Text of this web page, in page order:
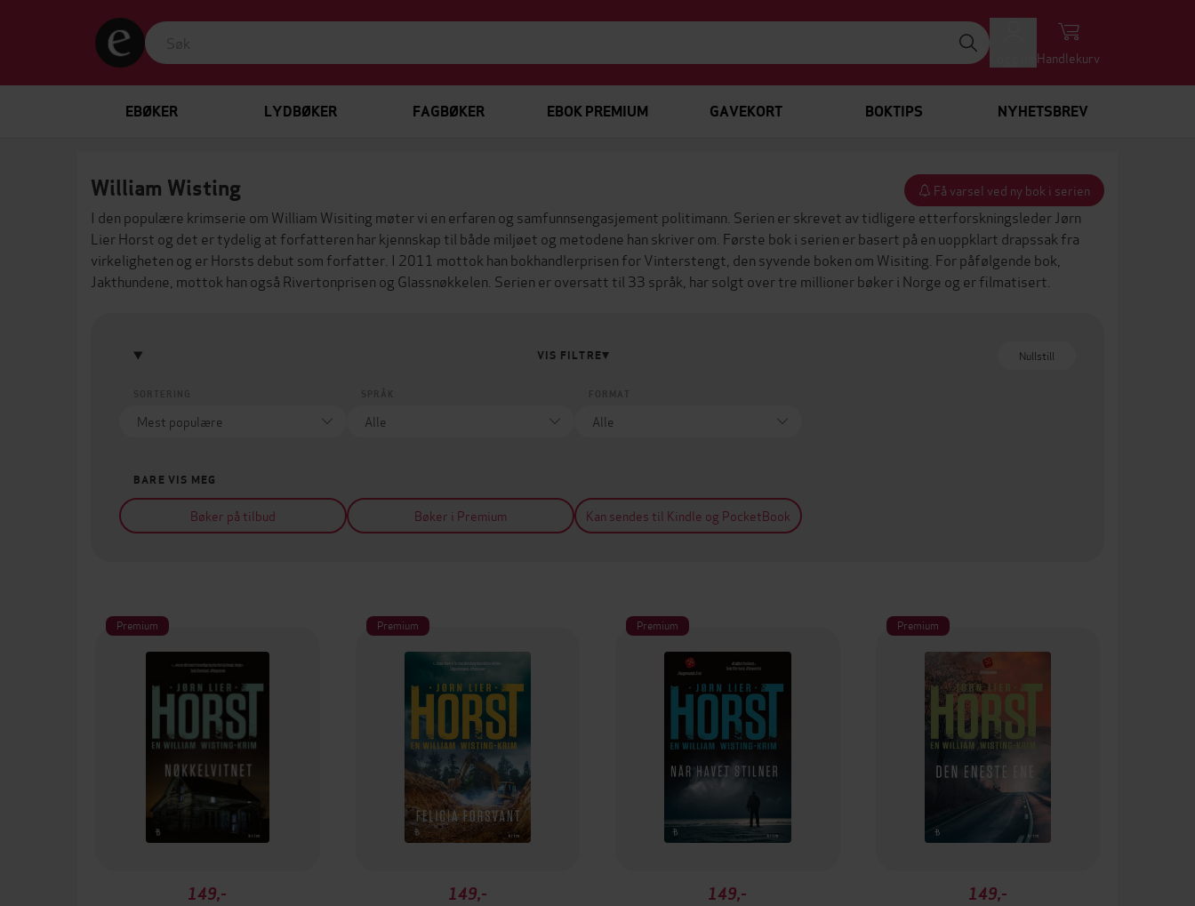
Handlekurv
EBØKER LYDBØKER FAGBØKER EBOK PREMIUM GAVEKORT BOKTIPS NYHETSBREV
William Wisting Få varsel ved ny bok i serien
I den populære krimserie om William Wisiting møter vi en erfaren og samfunnsengasjement politimann. Serien er skrevet av tidligere etterforskningsleder Jørn
Lier Horst og det er tydelig at forfatteren har kjennskap til både miljøet og metodene han skriver om. Første bok i serien er basert på en uoppklart drapssak fra
virkeligheten og er Horsts debut som forfatter. I 2011 mottok han bokhandlerprisen forVinterstengt , den syvende boken om Wisiting. For påfølgende bok,
Jakthundene , mottok han også Rivertonprisen og Glassnøkkelen. Serien er oversatt til 33 språk, har solgt over tre millioner bøker i Norge og er filmatisert.
VIS FILTRE Nullstill
BARE VIS MEG
Bøker på tilbud Bøker i Premium Kan sendes til Kindle og PocketBook
Premium
149,-
Premium
149,-
Premium
149,-
Premium
149,-